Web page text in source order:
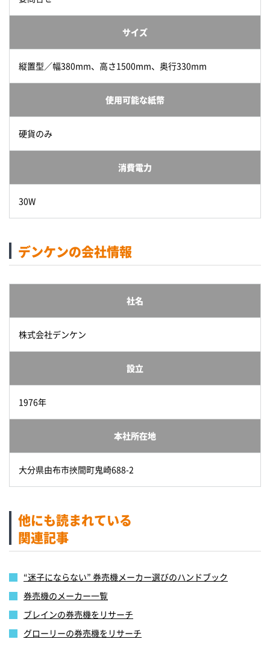
サイズ
縦置型／幅380mm、高さ1500mm、奥行330mm
使用可能な紙幣
硬貨のみ
消費電力
30W
デンケンの会社情報
社名
株式会社デンケン
設立
1976年
本社所在地
大分県由布市挾間町鬼崎688-2
他にも読まれている
関連記事
“迷子にならない” 券売機メーカー選びのハンドブック
券売機のメーカー一覧
ブレインの券売機をリサーチ
グローリーの券売機をリサーチ